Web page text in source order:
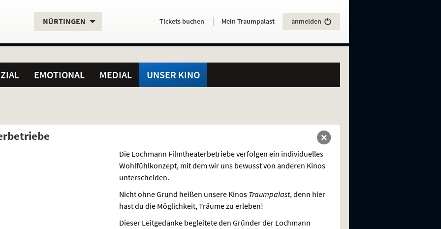
Aktueller
NÜRTINGEN Servicefunktionen
Aktuelles
HierTickets buchen . Mein Traumpalast anmelden
EMOTIONAL MEDIAL UNSER KINO
Die Lochmann Filmtheaterbetriebe verfolgen ein individuelles
Wohlfühlkonzept, mit dem wir uns bewusst von anderen Kinos
unterscheiden.
Nicht ohne Grund heißen unsere Kinos Traumpalast, denn hier
hast du die Möglichkeit, Träume zu erleben!
Dieser Leitgedanke begleitete den Gründer der Lochmann